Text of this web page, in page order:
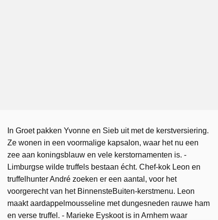
In Groet pakken Yvonne en Sieb uit met de kerstversiering.
Ze wonen in een voormalige kapsalon, waar het nu een
zee aan koningsblauw en vele kerstornamenten is. -
Limburgse wilde truffels bestaan écht. Chef-kok Leon en
truffelhunter André zoeken er een aantal, voor het
voorgerecht van het BinnensteBuiten-kerstmenu. Leon
maakt aardappelmousseline met dungesneden rauwe ham
en verse truffel. - Marieke Eyskoot is in Arnhem waar